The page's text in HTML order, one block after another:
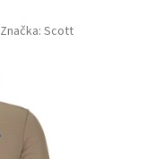
Značka: Scott